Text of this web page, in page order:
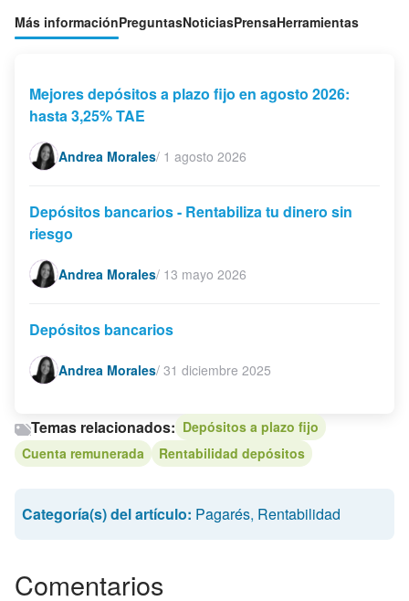
Más informaciónPreguntasNoticiasPrensaHerramientas
Mejores depósitos a plazo fijo en agosto 2026:
hasta 3,25% TAE
Andrea Morales/ 1 agosto 2026
Depósitos bancarios - Rentabiliza tu dinero sin
riesgo
Andrea Morales/ 13 mayo 2026
Depósitos bancarios
Andrea Morales/ 31 diciembre 2025
Temas relacionados: Depósitos a plazo fijo
Cuenta remunerada
Rentabilidad depósitos
Categoría(s) del artículo: Pagarés, Rentabilidad
Comentarios